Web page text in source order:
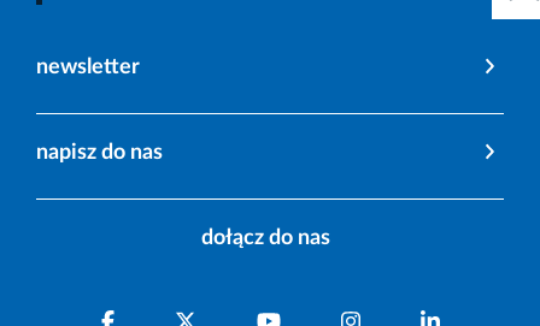
newsletter
napisz do nas
dołącz do nas